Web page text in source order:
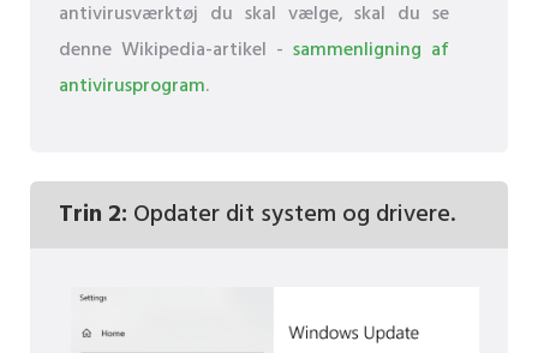
antivirusværktøj du skal vælge, skal du se
denne Wikipedia-artikel - sammenligning af
antivirusprogram.
Trin 2: Opdater dit system og drivere.